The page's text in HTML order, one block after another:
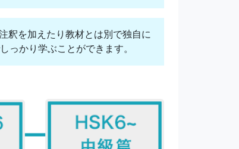
釈を加えたり教材とは別で独自に
っかり学ぶことができます。